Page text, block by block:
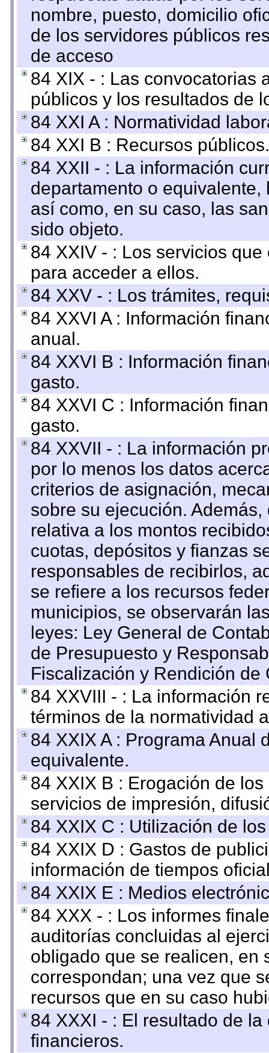
nombre, puesto, domicilio
de los servidores públicos
de acceso
84 XIX - : Las convocatorias
públicos y los resultados de
84 XXI A : Normatividad
84 XXI B : Recursos públicos.
84 XXII - : La información
departamento o
así como, en su caso, las
sido objeto.
84 XXIV - : Los servicios
para acceder a ellos.
84 XXV - : Los trámites,
84 XXVI A : Información
anual.
84 XXVI B : Información
gasto.
84 XXVI C : Información
gasto.
84 XXVII - : La información
por lo menos los datos
criterios de asignación,
sobre su ejecución.
relativa a los montos
cuotas, depósitos y fianzas
responsables de recibirlos,
se refiere a los recursos
municipios, se observarán
leyes: Ley General de
de Presupuesto y
Fiscalización y Rendición
84 XXVIII - : La información
términos de la normatividad
84 XXIX A : Programa Anual
equivalente.
84 XXIX B : Erogación de
servicios de impresión,
84 XXIX C : Utilización de
84 XXIX D : Gastos de
información de tiempos
84 XXIX E : Medios
84 XXX - : Los informes
auditorías concluidas al
obligado que se realicen, en
correspondan; una vez que
recursos que en su caso
84 XXXI - : El resultado de
financieros.